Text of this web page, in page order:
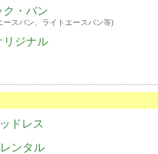
ク・バン
ースバン、ライトエースバン等)
リジナル
ドレス
ンタル